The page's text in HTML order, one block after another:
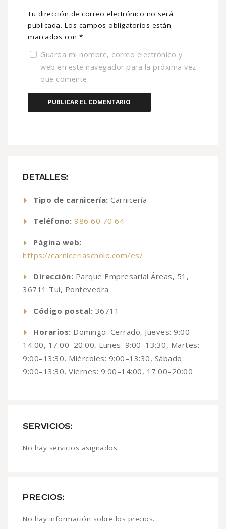
DETALLES:
Tipo de carnicería: Carnicería
Teléfono: 986 60 70 64
Página web:
https://carniceriascholo.com/es/
Dirección: Parque Empresarial Áreas, 51,
36711 Tui, Pontevedra
Código postal: 36711
Horarios: Domingo: Cerrado, Jueves: 9:00–
14:00, 17:00–20:00, Lunes: 9:00–13:30, Martes:
9:00–13:30, Miércoles: 9:00–13:30, Sábado:
9:00–13:30, Viernes: 9:00–14:00, 17:00–20:00
SERVICIOS:
No hay servicios asignados.
PRECIOS:
No hay información sobre los precios.
Tu dirección de correo electrónico no será
publicada. Los campos obligatorios están
marcados con *
Guarda mi nombre, correo electrónico y
web en este navegador para la próxima vez
que comente.